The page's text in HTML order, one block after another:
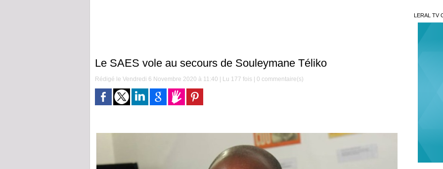
Le SAES vole au secours de Souleymane Téliko
Rédigé le Vendredi 6 Novembre 2020 à 11:40 | Lu 177 fois | 0 commentaire(s)
LERAL TV